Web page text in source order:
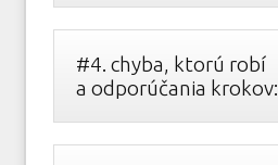
#4. chyba, ktorú robí
a odporúčania krokov: